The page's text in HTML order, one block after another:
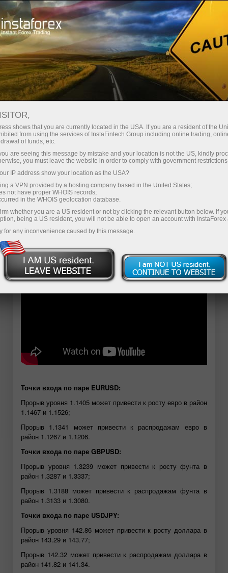
Трейдерам Форекс обзоры Обзоры
17.04.2025: Аналитические
обзоры Форекс: Даже Пауэлл не
помог доллару. Видеопрогноз на 17
апреля
Открыть торговый счет
Открыть демосчет
Точки входа по паре EURUSD:
Прорыв уровня 1.1405 может привести к росту евро в район
1.1467 и 1.1526;
Прорыв 1.1341 может привести к распродажам евро в
район 1.1267 и 1.1206.
Точки входа по паре GBPUSD:
Прорыв уровня 1.3239 может привести к росту фунта в
район 1.3287 и 1.3337;
Прорыв 1.3188 может привести к распродажам фунта в
район 1.3133 и 1.3080.
Точки входа по паре USDJPY:
Прорыв уровня 142.86 может привести к росту доллара в
район 143.29 и 143.77;
Прорыв 142.32 может привести к распродажам доллара в
район 141.82 и 141.34.
shows that you are currently located in the USA. If you are a resident of the
from using the services of InstaFintech Group including online trading,
of funds, etc.
are seeing this message by mistake and your location is not the US, kindly
you must leave the website in order to comply with government
IP address show your location as the USA?
a VPN provided by a hosting company based in the United States;
not have proper WHOIS records;
in the WHOIS geolocation database.
whether you are a US resident or not by clicking the relevant button below. If
being a US resident, you will not be able to open an account with InstaForex
for any inconvenience caused by this message.